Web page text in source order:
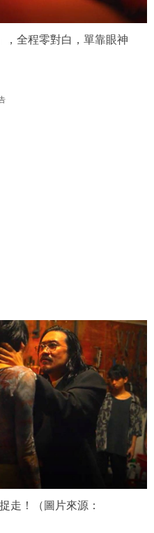
，全程零對白，單靠眼神
走！（圖片來源：